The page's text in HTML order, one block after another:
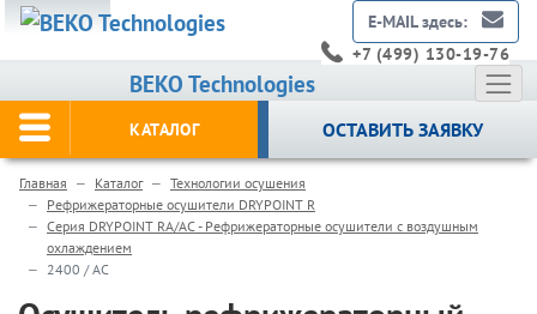
BEKO Technologies
E-MAIL здесь:
+7 (499) 130-19-76
КАТАЛОГ ОСТАВИТЬ ЗАЯВКУ
Главная Каталог
Технологии осушения
Рефрижераторные осушители DRYPOINT R
Серия DRYPOINT RA/AC - Рефрижераторные осушители с воздушным
охлаждением
2400 / AC